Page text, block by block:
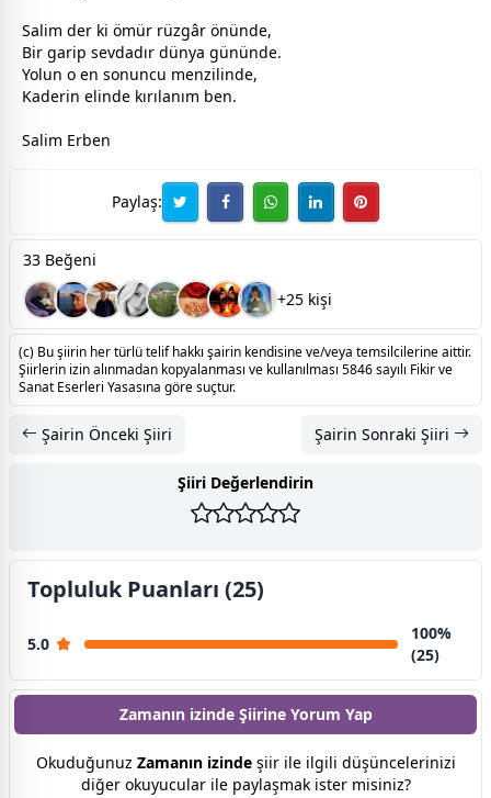
Salim der ki ömür rüzgâr önünde,
Bir garip sevdadır dünya gününde.
Yolun o en sonuncu menzilinde,
Kaderin elinde kırılanım ben.
Salim Erben
Paylaş:
33 Beğeni
+25 kişi
(c) Bu şiirin her türlü telif hakkı şairin kendisine ve/veya temsilcilerine aittir.
Şiirlerin izin alınmadan kopyalanması ve kullanılması 5846 sayılı Fikir ve
Sanat Eserleri Yasasına göre suçtur.
Şairin Önceki Şiiri Şairin Sonraki Şiiri
Şiiri Değerlendirin
Topluluk Puanları (25)
5.0
100%
(25)
Zamanın izinde Şiirine Yorum Yap
Okuduğunuz Zamanın izindeşiir ile ilgili düşüncelerinizi
diğer okuyucular ile paylaşmak ister misiniz?